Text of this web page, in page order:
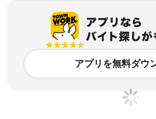
アプリを無料ダウ